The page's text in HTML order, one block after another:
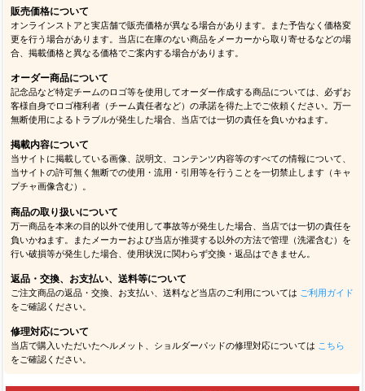
販売価格について
オンラインストアと実店舗で販売価格が異なる場合があります。また予告なく価格変
更を行う場合があります。当店に在庫のない商品をメーカーから取り寄せるなどの場
合、掲載価格と異なる価格でご案内する場合があります。
オーダー商品について
記念品など特定チームのロゴ等を使用してオーダー作成する商品については、必ずお
客様自身でロゴ権利者（チーム責任者など）の承諾を得た上でご依頼ください。万一
無断使用によるトラブルが発生した場合、当店では一切の責任を負いかねます。
掲載内容について
当サイトに掲載している画像、説明文、コンテンツ内容等のすべての情報について、
当サイトの許可無く無断での使用・流用・引用等を行うことを一切禁止します（キャ
プチャ画像含む）。
商品の取り扱いについて
万一商品を本来の目的以外で使用して事故等が発生した場合、当店では一切の責任を
負いかねます。またメーカーおよび当店が推奨する以外の方法で管理（洗濯含む）を
行い破損等が発生した場合、使用状況に関わらず交換・返品はできません。
返品・交換、お支払い、送料等について
ご注文商品の返品・交換、お支払い、送料など当店のご利用については ご利用ガイド
をご確認ください。
修理対応について
当店で購入いただいたヘルメット、ショルダーパッドの修理対応については こちら
をご確認ください。